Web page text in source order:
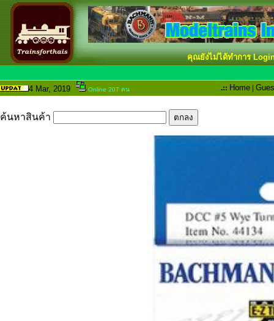
คุณยังไม่ได้ทำการ
4 Mar, 2019 Online 207 คน .:: Home |
ค้นหาสินค้า